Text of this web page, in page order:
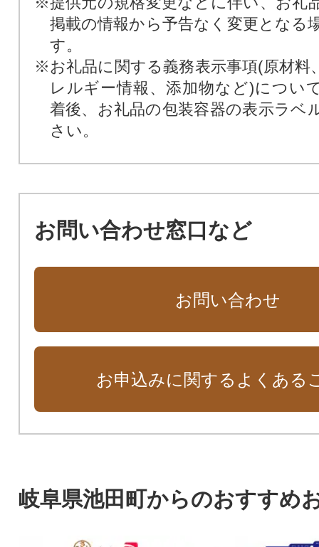
掲載の情報から予告なく変更となる
す。
※お礼品に関する義務表示事項(原材料
レルギー情報、添加物など)につい
着後、お礼品の包装容器の表示ラベ
さい。
お問い合わせ窓口など
お問い合わせ
お申込みに関するよくある
岐阜県池田町からのおすすめ